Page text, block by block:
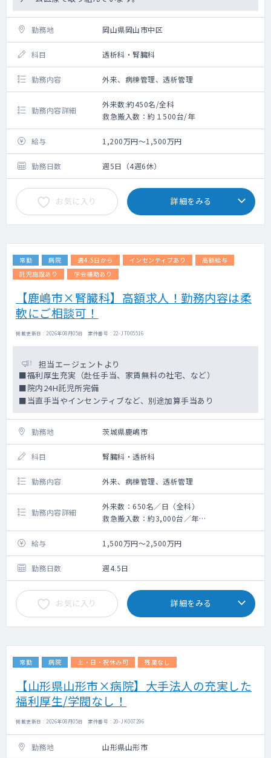
勤務地 岡山県岡山市中区
科目 透析科・腎臓科
勤務内容 外来、病棟管理、透析管理
勤務内容詳細
外来数:約450名/全科
救急搬入数：約１500台/年
給与 1,200万円～1,500万円
勤務日数 週5日（4週6休）
お気に入り 詳細をみる
常勤 病院 週4.5日から インセンティブあり
高額給与
託児施設あり
学会補助あり
【鹿嶋市×腎臓科】高額求人！勤務内容は柔
軟にご相談可！
掲載更新日 : 2026年08月05日 案件番号 : 22-JT005516
担当エージェントより
■福利厚生充実（赴任手当、家賃無料の社宅、など）
■院内24H託児所完備
■当直手当やインセンティブなど、別途加算手当あり
勤務地 茨城県鹿嶋市
科目 腎臓科・透析科
勤務内容 外来、病棟管理、透析管理
勤務内容詳細
外来数：650名／日（全科）
救急搬入数：約3,000台／年
・病棟受持患者数：8名程度（主治医制）
・外来コマ数：2～3コマ/週
主に外来と病棟管理をお願いいたします。
透析管理も含め勤務バランスはご相談可。
・血液透析の中でも最新治療であるオンライ
ンHDFに全台（50台）対応可能となります。
給与 1,500万円～2,500万円
勤務日数 週4.5日
お気に入り 詳細をみる
常勤 病院 土・日・祝休み可 残業なし
【山形県山形市×病院】大手法人の充実した
福利厚生/学閥なし！
掲載更新日 : 2026年08月05日 案件番号 : 20-JK007296
勤務地 山形県山形市